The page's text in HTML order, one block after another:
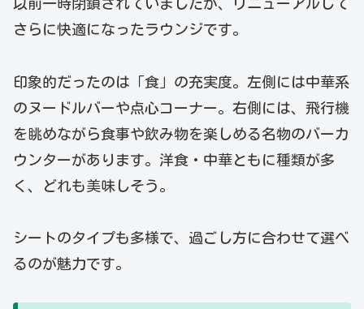
以前一時閉鎖されていましたが、リニューアルして
さらに快適になったラウンジです。
印象的だったのは「食」の充実度。左側には中華系
のヌードルバーや点心コーナー。右側には、飛行機
を眺めながら食事や飲み物を楽しめる名物のバーカ
ウンターがあります。洋食・中華ともに種類が多
く、どれも美味しそう。
シートのタイプも多様で、過ごし方に合わせて選べ
るのが魅力です。